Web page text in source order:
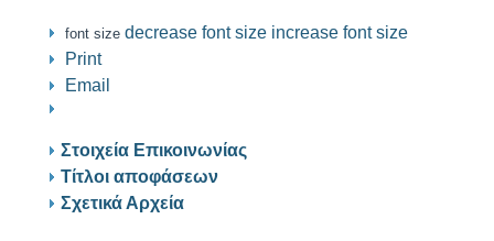
font size decrease font size increase font size
Print
Email
Στοιχεία Επικοινωνίας
Τίτλοι αποφάσεων
Σχετικά Αρχεία